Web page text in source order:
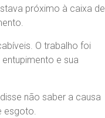
próximo à caixa de
O trabalho foi
e sua
não saber a causa
esgoto.